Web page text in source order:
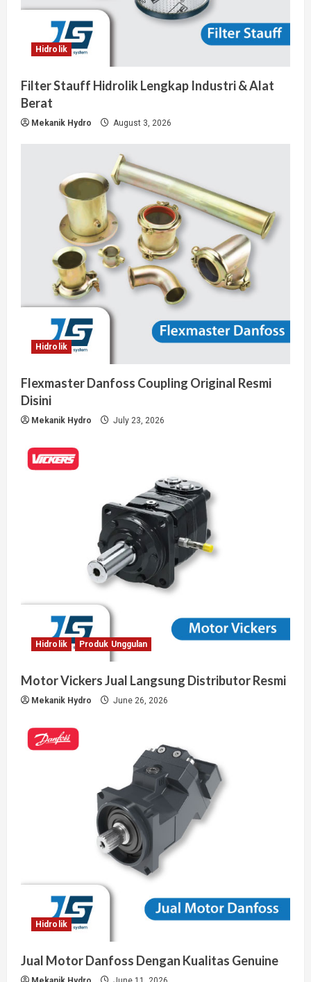
Hidrolik
Filter Stauff Hidrolik Lengkap Industri & Alat
Berat
Mekanik Hydro August 3, 2026
Hidrolik
Flexmaster Danfoss Coupling Original Resmi
Disini
Mekanik Hydro July 23, 2026
Hidrolik Produk Unggulan
Motor Vickers Jual Langsung Distributor Resmi
Mekanik Hydro June 26, 2026
Hidrolik
Jual Motor Danfoss Dengan Kualitas Genuine